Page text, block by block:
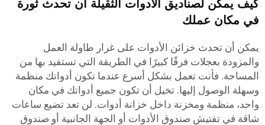
كيف يمكن لصناديق الأدوات الثقيلة أن تحدث ثورة
في مكان عملك
يمكن أن تحدث خزائن الأدوات على غرار طاولة العمل
والمزودة بعجلات فرقًا كبيرًا في الطريقة التي تستفيد بها من
المساحة. فأنت تعمل بشكل أسرع عندما تكون أدواتك منظمة
وسهلة الوصول إليها. تخيل أن تكون جميع أدواتك في مكان
واحد، منظمة ومخزنة داخل خزانة أدوات. لن تعد تضيع ساعات
شاقة في تفتيش صندوق الأدوات أو الجهة الجانبية أو صندوق